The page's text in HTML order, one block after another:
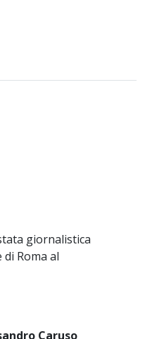
giornalistica
Roma al
Caruso